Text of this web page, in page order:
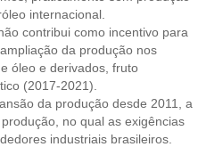
internacional.
contribui como incentivo para
da produção nos
óleo e derivados, fruto
(2017-2021).
da produção desde 2011, a
no qual as exigências
industriais brasileiros.